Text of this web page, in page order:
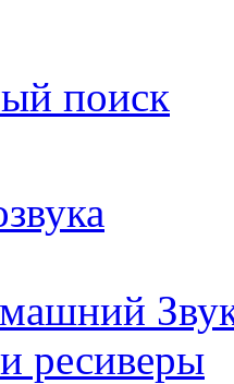
поиск
ресиверы